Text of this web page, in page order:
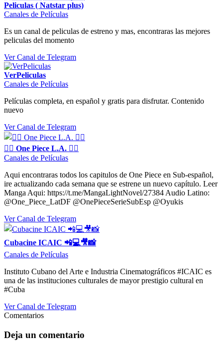
Peliculas ( Natstar plus)
Canales de Películas
Es un canal de peliculas de estreno y mas, encontraras las mejores
peliculas del momento
Ver Canal de Telegram
VerPeliculas
Canales de Películas
Películas completa, en español y gratis para disfrutar. Contenido
nuevo
Ver Canal de Telegram
🏴‍☠ One Piece L.A. 🏴‍☠
Canales de Películas
Aqui encontraras todos los capitulos de One Piece en Sub-español,
ire actualizando cada semana que se estrene un nuevo capítulo. Leer
Manga Aqui: https://t.me/MangaLightNovel/27384 Audio Latino:
@One_Piece_LatDF @OnePieceSerieSubEsp @Oyukis
Ver Canal de Telegram
Cubacine ICAIC 📲💻🎥📸
Canales de Películas
Instituto Cubano del Arte e Industria Cinematográficos #ICAIC es
una de las instituciones culturales de mayor prestigio cultural en
#Cuba
Ver Canal de Telegram
Comentarios
Deja un comentario